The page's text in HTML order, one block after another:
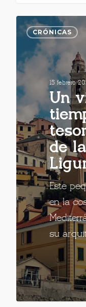
CRÓNICAS
15 febrero
Un
de
Este
en la
su